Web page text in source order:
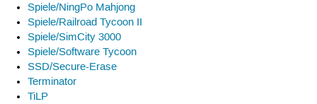
Spiele/NingPo Mahjong
Spiele/Railroad Tycoon II
Spiele/SimCity 3000
Spiele/Software Tycoon
SSD/Secure-Erase
Terminator
TiLP